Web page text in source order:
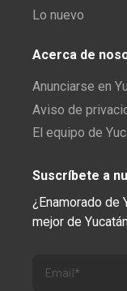
Lo nuevo
Acerca de
Anunciarse en
Aviso de
El equipo de
Suscríbete a
¿Enamorado de
mejor de